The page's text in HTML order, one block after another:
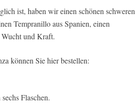
ist, haben wir einen schönen schweren
Tempranillo aus Spanien, einen
und Kraft.
können Sie hier bestellen:
Flaschen.